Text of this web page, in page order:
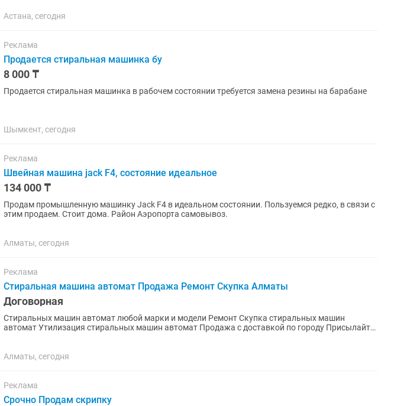
Астана, сегодня
Реклама
Продается стиральная машинка бу
8 000 ₸
Продается стиральная машинка в рабочем состоянии требуется замена резины на барабане
Шымкент, сегодня
Реклама
Швейная машина jack F4, состояние идеальное
134 000 ₸
Продам промышленную машинку Jack F4 в идеальном состоянии. Пользуемся редко, в связи с
этим продаем. Стоит дома. Район Аэропорта самовывоз.
Алматы, сегодня
Реклама
Стиральная машина автомат Продажа Ремонт Скупка Алматы
Договорная
Стиральных машин автомат любой марки и модели Ремонт Скупка стиральных машин
автомат Утилизация стиральных машин автомат Продажа с доставкой по городу Присылайте
Алматы, сегодня
Реклама
Срочно Продам скрипку